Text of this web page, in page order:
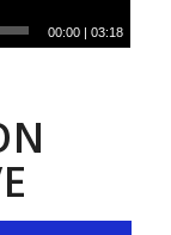
00:00 |03:18